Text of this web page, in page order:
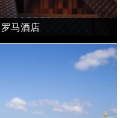
马酒店